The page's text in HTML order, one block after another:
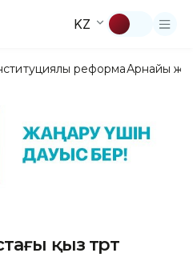
KZ
реформаАрнайы
қыз төрт